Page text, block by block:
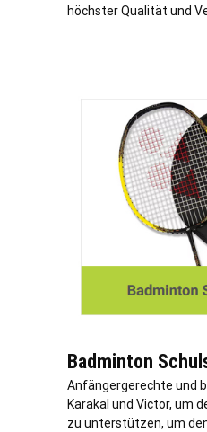
höchster Qualität und
Badminton
Anfängergerechte und
Karakal und Victor, um
zu unterstützen, um